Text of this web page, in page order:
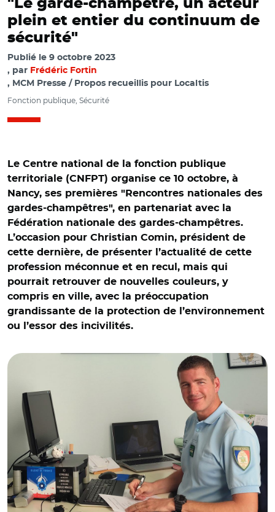
"Le garde-champêtre, un acteur
plein et entier du continuum de
sécurité"
Publié le 9 octobre 2023
par Frédéric Fortin
, MCM Presse / Propos recueillis pour Localtis
Fonction publique, Sécurité
Le Centre national de la fonction publique
territoriale (CNFPT) organise ce 10 octobre, à
Nancy, ses premières "Rencontres nationales des
gardes-champêtres", en partenariat avec la
Fédération nationale des gardes-champêtres.
L’occasion pour Christian Comin, président de
cette dernière, de présenter l’actualité de cette
profession méconnue et en recul, mais qui
pourrait retrouver de nouvelles couleurs, y
compris en ville, avec la préoccupation
grandissante de la protection de l’environnement
ou l’essor des incivilités.